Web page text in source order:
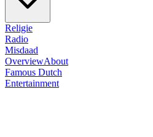
Religie
Radio
Misdaad
OverviewAbout
Famous Dutch
Entertainment